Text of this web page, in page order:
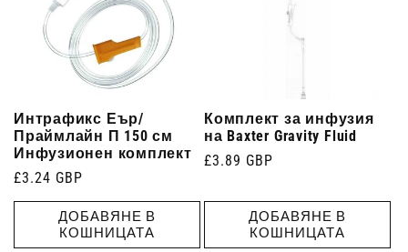
Интрафикс Еър/
Праймлайн П 150 см
Инфузионен комплект
Редовна
цена
£3.24 GBP
ДОБАВЯНЕ В
КОШНИЦАТА
Комплект за инфузия
на Baxter Gravity Fluid
Редовна
£3.89 GBP
ДОБАВЯНЕ В
КОШНИЦАТА